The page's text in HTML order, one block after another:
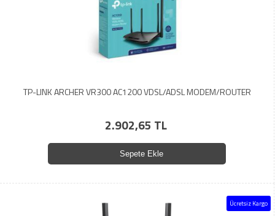
TP-LINK ARCHER VR300 AC1200 VDSL/ADSL MODEM/ROUTER
2.902,65 TL
Sepete Ekle
Ücretsiz Kargo